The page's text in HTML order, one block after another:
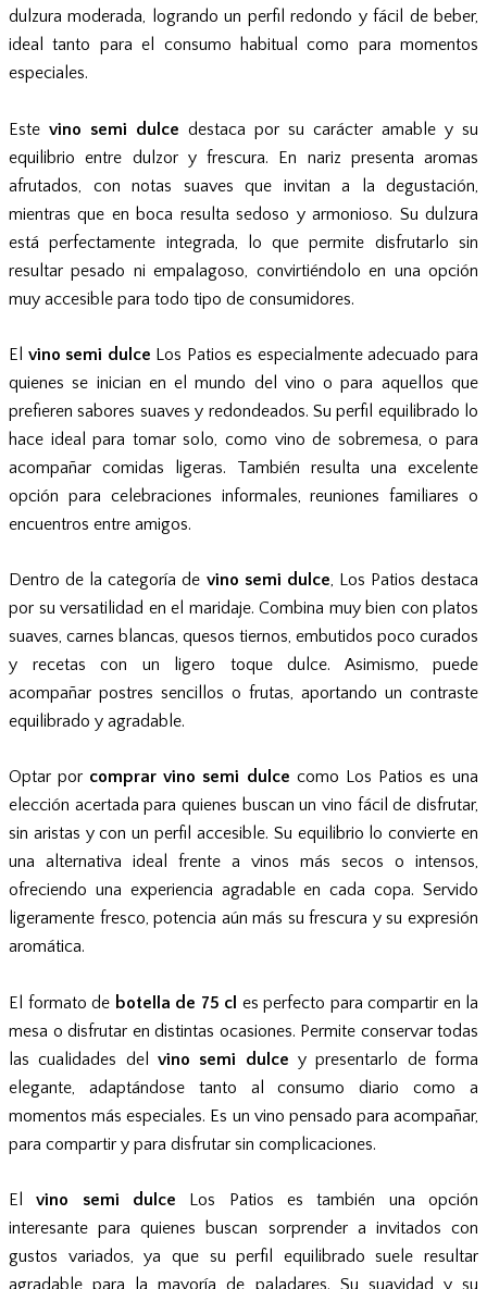
dulzura moderada, logrando un perfil redondo y fácil de beber,
ideal tanto para el consumo habitual como para momentos
especiales.
Este vino semi dulce destaca por su carácter amable y su
equilibrio entre dulzor y frescura. En nariz presenta aromas
afrutados, con notas suaves que invitan a la degustación,
mientras que en boca resulta sedoso y armonioso. Su dulzura
está perfectamente integrada, lo que permite disfrutarlo sin
resultar pesado ni empalagoso, convirtiéndolo en una opción
muy accesible para todo tipo de consumidores.
El vino semi dulce Los Patios es especialmente adecuado para
quienes se inician en el mundo del vino o para aquellos que
prefieren sabores suaves y redondeados. Su perfil equilibrado lo
hace ideal para tomar solo, como vino de sobremesa, o para
acompañar comidas ligeras. También resulta una excelente
opción para celebraciones informales, reuniones familiares o
encuentros entre amigos.
Dentro de la categoría de vino semi dulce, Los Patios destaca
por su versatilidad en el maridaje. Combina muy bien con platos
suaves, carnes blancas, quesos tiernos, embutidos poco curados
y recetas con un ligero toque dulce. Asimismo, puede
acompañar postres sencillos o frutas, aportando un contraste
equilibrado y agradable.
Optar por comprar vino semi dulce como Los Patios es una
elección acertada para quienes buscan un vino fácil de disfrutar,
sin aristas y con un perfil accesible. Su equilibrio lo convierte en
una alternativa ideal frente a vinos más secos o intensos,
ofreciendo una experiencia agradable en cada copa. Servido
ligeramente fresco, potencia aún más su frescura y su expresión
aromática.
El formato de botella de 75 cl es perfecto para compartir en la
mesa o disfrutar en distintas ocasiones. Permite conservar todas
las cualidades del vino semi dulce y presentarlo de forma
elegante, adaptándose tanto al consumo diario como a
momentos más especiales. Es un vino pensado para acompañar,
para compartir y para disfrutar sin complicaciones.
Elvino semi dulce Los Patios es también una opción
interesante para quienes buscan sorprender a invitados con
gustos variados, ya que su perfil equilibrado suele resultar
agradable para la mayoría de paladares. Su suavidad y su